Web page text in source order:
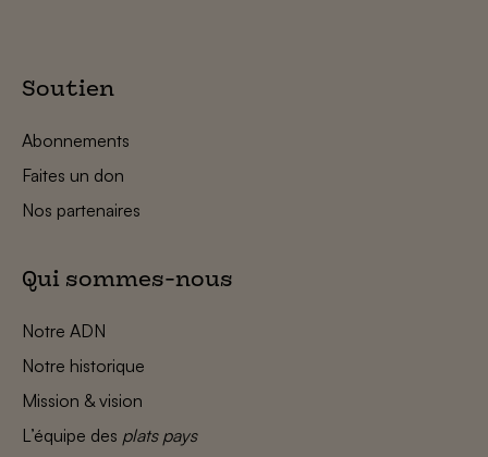
Soutien
Abonnements
Faites un don
Nos partenaires
Qui sommes-nous
Notre ADN
Notre historique
Mission & vision
L’équipe des plats pays